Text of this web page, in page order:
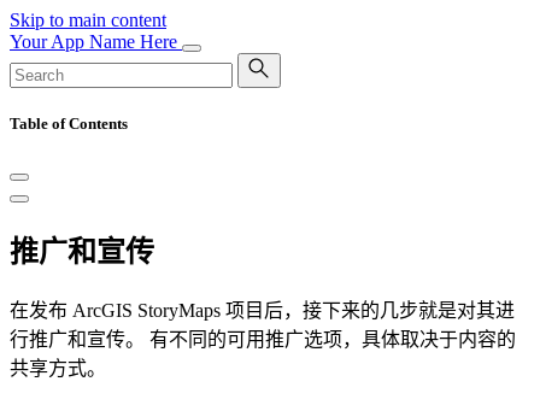
Skip to main content
Your App Name Here
Table of Contents
推广和宣传
在发布 ArcGIS StoryMaps 项目后，接下来的几步就是对其进
行推广和宣传。 有不同的可用推广选项，具体取决于内容的
共享方式。